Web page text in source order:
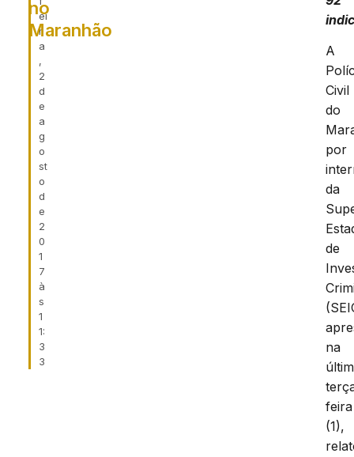
ei
r
a
,
2
d
e
a
g
o
st
o
d
e
2
0
1
7
à
s
1
1:
3
3
no
Maranhão
A
Civil
do
por
da
de
na
feira
(1),